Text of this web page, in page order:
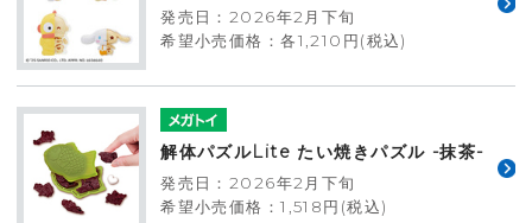
発売日：2026年2月下旬
希望小売価格：各1,210円(税込)
解体パズルLite たい焼きパズル -抹茶-
発売日：2026年2月下旬
希望小売価格：1,518円(税込)